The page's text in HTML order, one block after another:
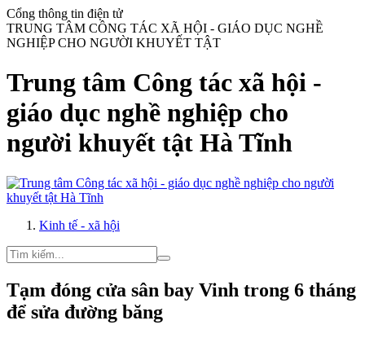
Cổng thông tin điện tử
TRUNG TÂM CÔNG TÁC XÃ HỘI - GIÁO DỤC NGHỀ
NGHIỆP CHO NGƯỜI KHUYẾT TẬT
Trung tâm Công tác xã hội -
giáo dục nghề nghiệp cho
người khuyết tật Hà Tĩnh
Kinh tế - xã hội
Tạm đóng cửa sân bay Vinh trong 6 tháng
để sửa đường băng